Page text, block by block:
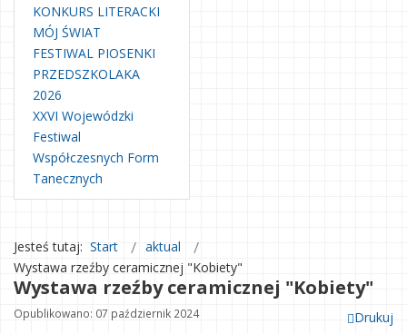
KONKURS LITERACKI
MÓJ ŚWIAT
FESTIWAL PIOSENKI
PRZEDSZKOLAKA
2026
XXVI Wojewódzki
Festiwal
Współczesnych Form
Tanecznych
Jesteś tutaj: Start
aktual
Wystawa rzeźby ceramicznej "Kobiety"
Wystawa rzeźby ceramicznej "Kobiety"
Drukuj
Opublikowano: 07 październik 2024